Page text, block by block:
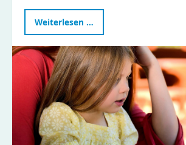
Weiterlesen …
ist
Liebhaben
–
Kinder
der
Zeisigwaldfüchse
gestalten
den
Friedenstag